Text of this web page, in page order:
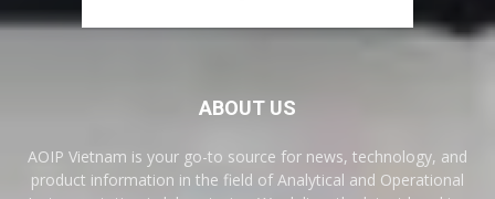
ABOUT US
AOIP Vietnam is your go-to source for news, technology, and
product information in the field of Analytical and Operational